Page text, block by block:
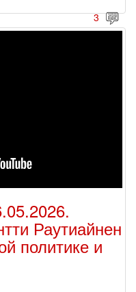
3
Раутиайнен
политике и